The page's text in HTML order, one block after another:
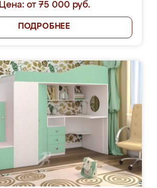
Цена: от 75 000 руб.
ПОДРОБНЕЕ